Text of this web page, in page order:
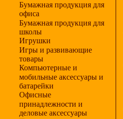
Бумажная продукция для
офиса
Бумажная продукция для
школы
Игрушки
Игры и развивающие
товары
Компьютерные и
мобильные аксессуары и
батарейки
Офисные
принадлежности и
деловые аксессуары